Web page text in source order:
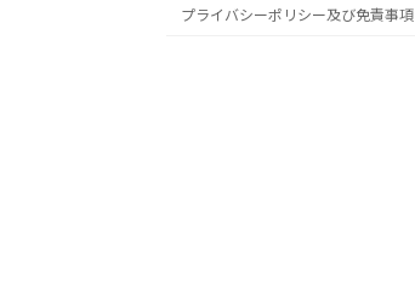
プライバシーポリシー及び免責事項